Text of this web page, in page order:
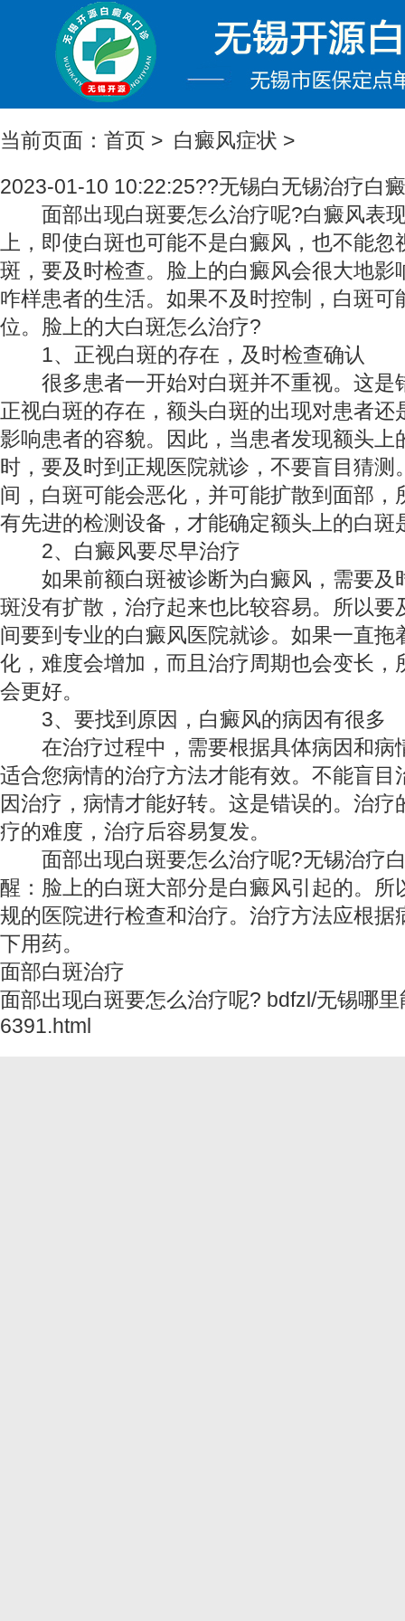
当前页面： 首页 > 白癜风症状 >
2023-01-10 10:22:25??无锡白无锡治疗白
面部出现白斑要怎么治疗呢?白癜风表
上，即使白斑也可能不是白癜风，也不能
斑，要及时检查。脸上的白癜风会很大地影
咋样患者的生活。如果不及时控制，白斑可
位。脸上的大白斑怎么治疗?
1、正视白斑的存在，及时检查确认
很多患者一开始对白斑并不重视。这是
正视白斑的存在，额头白斑的出现对患者还
影响患者的容貌。因此，当患者发现额头上
时，要及时到正规医院就诊，不要盲目猜测
间，白斑可能会恶化，并可能扩散到面部，
有先进的检测设备，才能确定额头上的白斑
2、白癜风要尽早治疗
如果前额白斑被诊断为白癜风，需要及
斑没有扩散，治疗起来也比较容易。所以要
间要到专业的白癜风医院就诊。如果一直拖
化，难度会增加，而且治疗周期也会变长，
会更好。
3、要找到原因，白癜风的病因有很多
在治疗过程中，需要根据具体病因和病
适合您病情的治疗方法才能有效。不能盲目
因治疗，病情才能好转。这是错误的。治疗
疗的难度，治疗后容易复发。
面部出现白斑要怎么治疗呢?无锡治疗
醒：脸上的白斑大部分是白癜风引起的。所
规的医院进行检查和治疗。治疗方法应根据
下用药。
面部白斑治疗
面部出现白斑要怎么治疗呢? bdfzl/无锡哪
6391.html